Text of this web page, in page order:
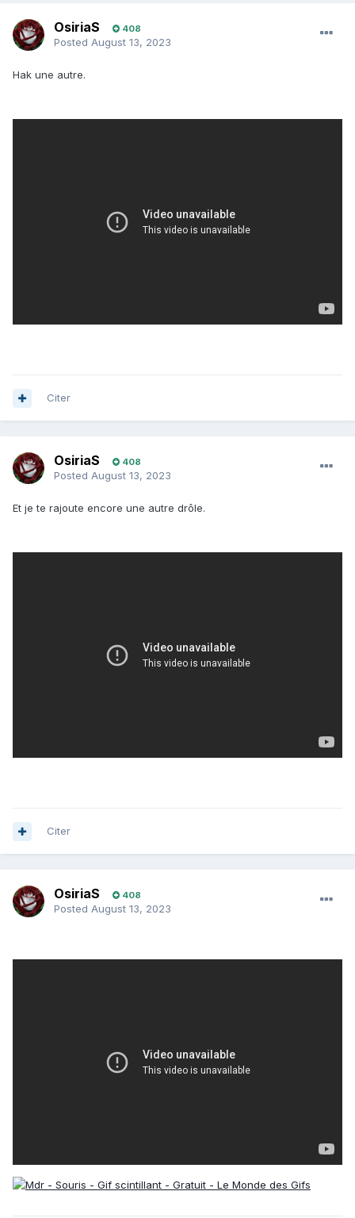
OsiriaS 408
Posted August 13, 2023
Hak une autre.
Citer
OsiriaS 408
Posted August 13, 2023
Et je te rajoute encore une autre drôle.
Citer
OsiriaS 408
Posted August 13, 2023